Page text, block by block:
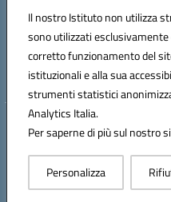
Il nostro Istituto non utilizza
sono utilizzati
corretto funzionamento del
istituzionali e alla sua
strumenti statistici
Analytics Italia.
Per saperne di più sul nostro
Personalizza
Codice fiscale: 93063510619
Codice meccanografico:
Codice Indice delle Pubbliche
Codice unico di fatturazione (CUF):
Hosting &
Concept &